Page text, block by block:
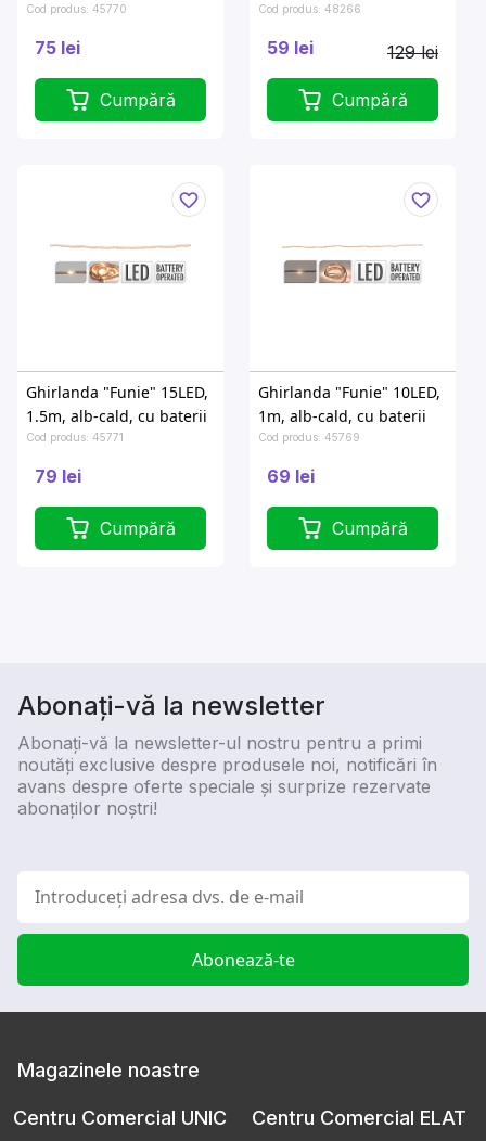
Cod produs: 45770
75 lei
Cumpără
functioneaza cu baterie
Cod produs: 48266
59 lei 129 lei
Cumpără
Ghirlanda "Funie" 15LED,
1.5m, alb-cald, cu baterii
Cod produs: 45771
79 lei
Cumpără
Ghirlanda "Funie" 10LED,
1m, alb-cald, cu baterii
Cod produs: 45769
69 lei
Cumpără
Abonați-vă la newsletter
Abonați-vă la newsletter-ul nostru pentru a primi
noutăți exclusive despre produsele noi, notificări în
avans despre oferte speciale și surprize rezervate
abonaților noștri!
Abonează-te
Magazinele noastre
Centru Comercial UNIC Centru Comercial ELAT